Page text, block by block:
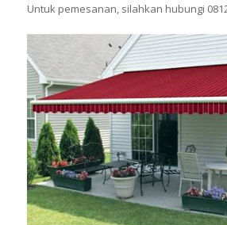
Untuk pemesanan, silahkan hubungi